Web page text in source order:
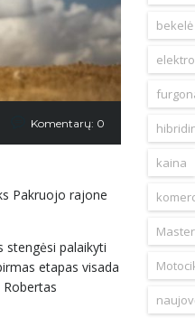
Komentarų: 0
Pakruojo rajone
stengėsi palaikyti
etapas visada
bekelė
kaina
Master